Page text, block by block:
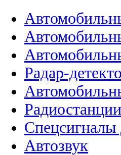
Радар-
Радиостанции
Спецсигналы
Автозвук